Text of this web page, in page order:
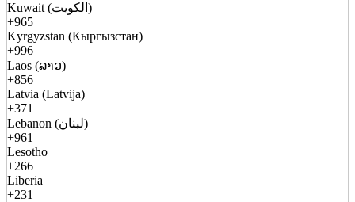
Kuwait (الكويت)
+965
Kyrgyzstan (Кыргызстан)
+996
Laos (ລາວ)
+856
Latvia (Latvija)
+371
Lebanon (لبنان)
+961
Lesotho
+266
Liberia
+231